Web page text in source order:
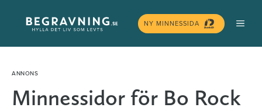
innehåll
NY MINNESSIDA
Minnessidor för Bo Rock